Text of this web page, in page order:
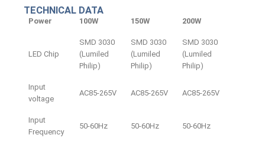
TECHNICAL DATA
Power 100W 150W 200W
LED Chip
SMD 3030
(Lumiled
Philip)
SMD 3030
(Lumiled
Philip)
SMD 3030
(Lumiled
Philip)
Input
voltage
AC85-265V AC85-265V AC85-265V
Input
Frequency
50-60Hz 50-60Hz 50-60Hz